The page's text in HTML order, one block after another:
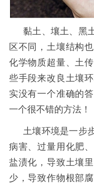
黏土、壤土、黑
区不同，土壤结构
化学物质超量、土
些手段来改良土壤
实没有一个准确的
一个很不错的方法！
土壤环境是一步
病害、过量用化肥
盐渍化，导致土壤
少，导致作物根部